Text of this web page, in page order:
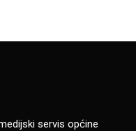
servis općine